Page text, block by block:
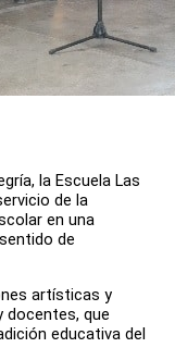
la Escuela Las
de la
en una
de
artísticas y
docentes, que
educativa del